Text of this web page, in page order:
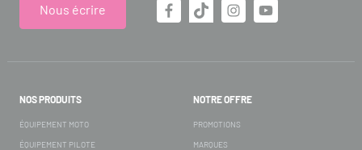
Nous écrire
NOS PRODUITS
ÉQUIPEMENT MOTO
ÉQUIPEMENT PILOTE
NOTRE OFFRE
PROMOTIONS
MARQUES